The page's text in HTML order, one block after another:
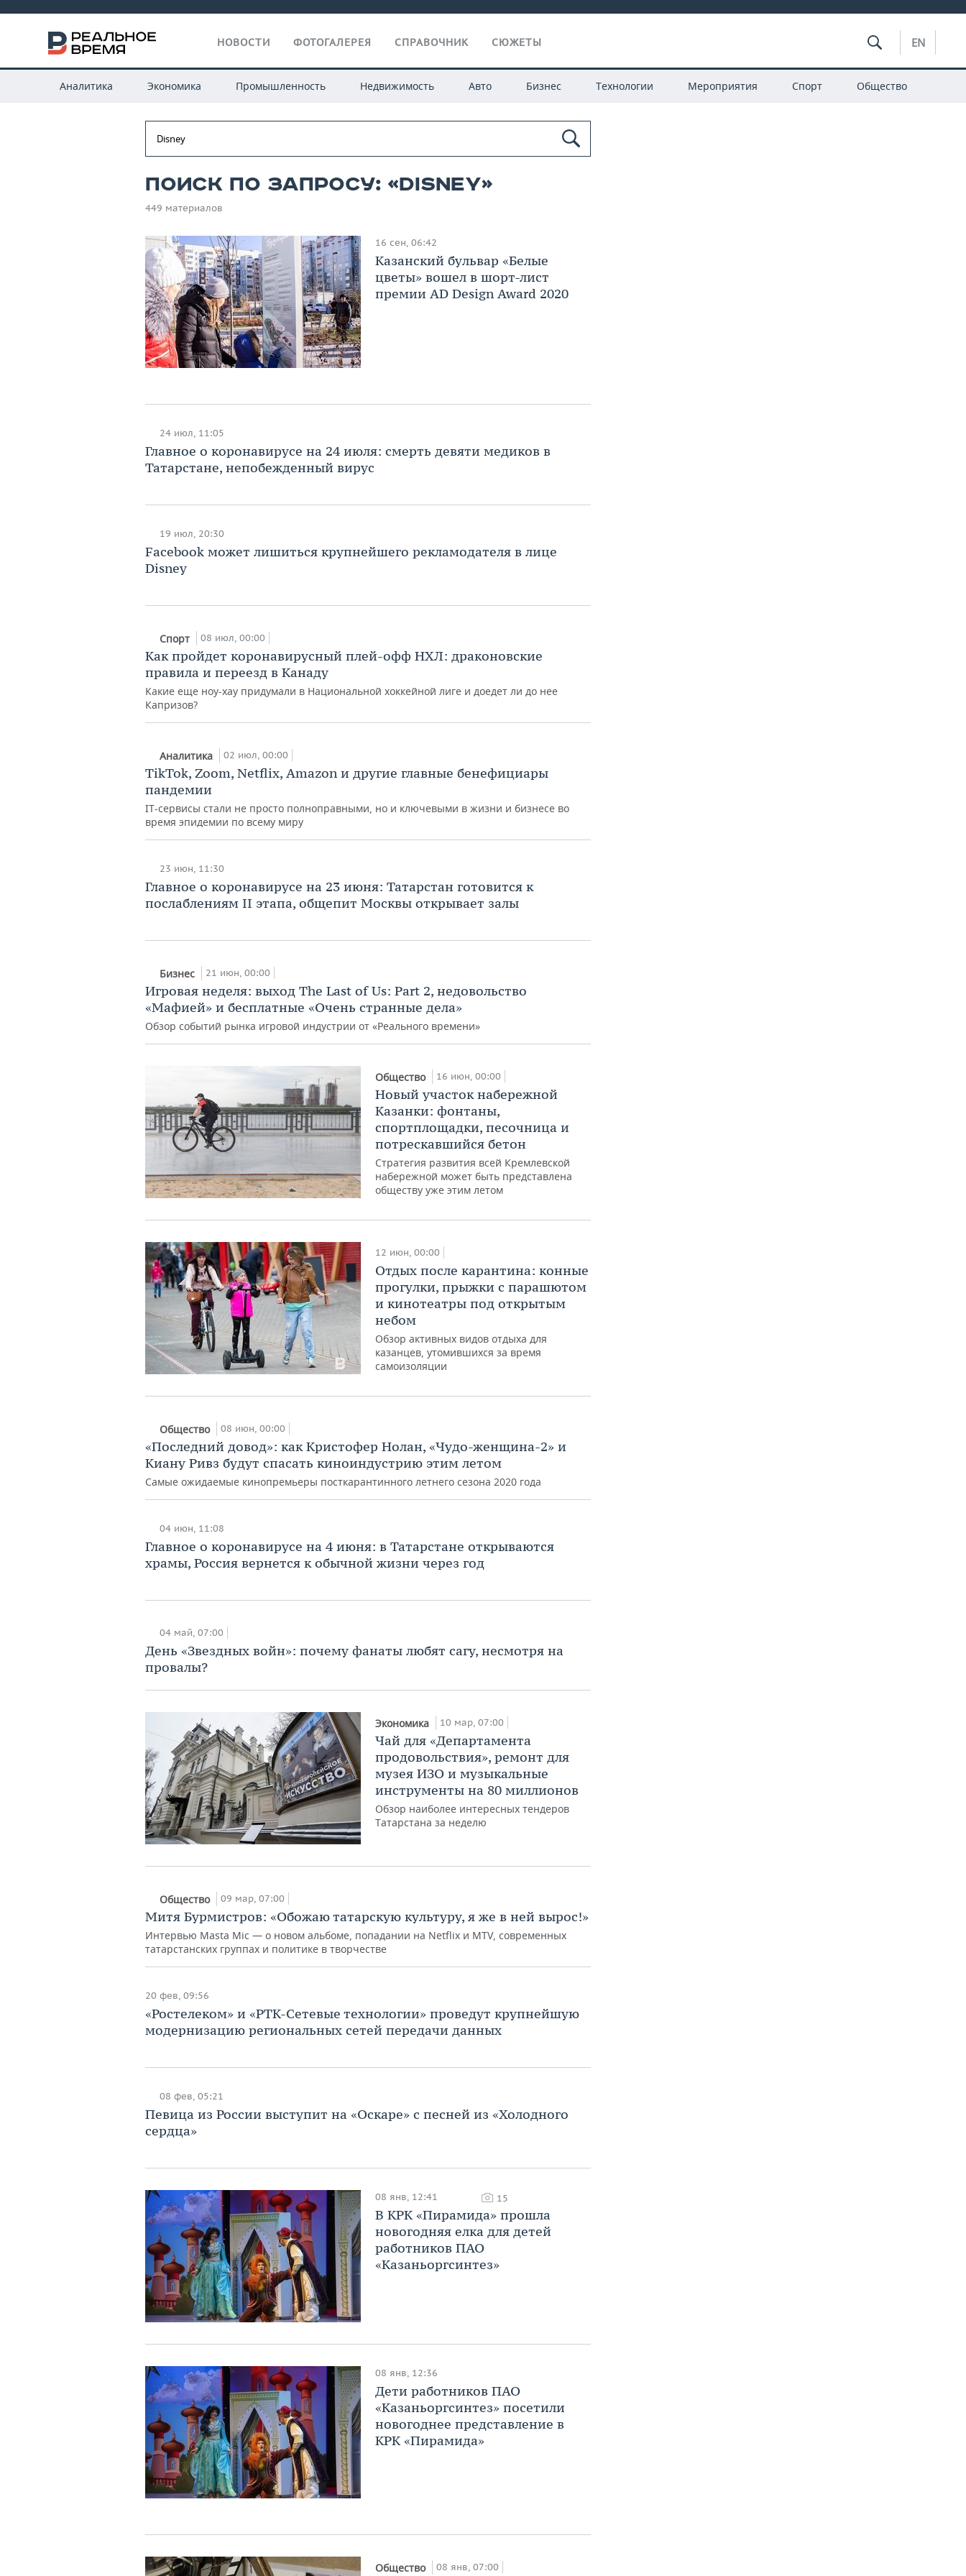
НОВОСТИ ФОТОГАЛЕРЕЯ СПРАВОЧНИК СЮЖЕТЫ EN
Аналитика Экономика Промышленность Недвижимость Авто Бизнес Технологии Мероприятия Спорт Общество
Поиск по запросу: «Disney»
449 материалов
16 сен, 06:42
Казанский бульвар «Белые
цветы» вошел в шорт-лист
премии AD Design Award 2020
24 июл, 11:05
Главное о коронавирусе на 24 июля: смерть девяти медиков в
Татарстане, непобежденный вирус
19 июл, 20:30
Facebook может лишиться крупнейшего рекламодателя в лице
Disney
Спорт 08 июл, 00:00
Как пройдет коронавирусный плей-офф НХЛ: драконовские
правила и переезд в Канаду
Какие еще ноу-хау придумали в Национальной хоккейной лиге и доедет ли до нее
Капризов?
Аналитика 02 июл, 00:00
TikTok, Zoom, Netflix, Amazon и другие главные бенефициары
пандемии
IT-сервисы стали не просто полноправными, но и ключевыми в жизни и бизнесе во
время эпидемии по всему миру
23 июн, 11:30
Главное о коронавирусе на 23 июня: Татарстан готовится к
послаблениям II этапа, общепит Москвы открывает залы
Бизнес 21 июн, 00:00
Игровая неделя: выход The Last of Us: Part 2, недовольство
«Мафией» и бесплатные «Очень странные дела»
Обзор событий рынка игровой индустрии от «Реального времени»
Общество 16 июн, 00:00
Новый участок набережной
Казанки: фонтаны,
спортплощадки, песочница и
потрескавшийся бетон
Стратегия развития всей Кремлевской
набережной может быть представлена
обществу уже этим летом
12 июн, 00:00
Отдых после карантина: конные
прогулки, прыжки с парашютом
и кинотеатры под открытым
небом
Обзор активных видов отдыха для
казанцев, утомившихся за время
самоизоляции
Общество 08 июн, 00:00
«Последний довод»: как Кристофер Нолан, «Чудо-женщина-2» и
Киану Ривз будут спасать киноиндустрию этим летом
Самые ожидаемые кинопремьеры посткарантинного летнего сезона 2020 года
04 июн, 11:08
Главное о коронавирусе на 4 июня: в Татарстане открываются
храмы, Россия вернется к обычной жизни через год
04 май, 07:00
День «Звездных войн»: почему фанаты любят сагу, несмотря на
провалы?
Экономика 10 мар, 07:00
Чай для «Департамента
продовольствия», ремонт для
музея ИЗО и музыкальные
инструменты на 80 миллионов
Обзор наиболее интересных тендеров
Татарстана за неделю
Общество 09 мар, 07:00
Митя Бурмистров: «Обожаю татарскую культуру, я же в ней вырос!»
Интервью Masta Mic — о новом альбоме, попадании на Netflix и MTV, современных
татарстанских группах и политике в творчестве
20 фев, 09:56
«Ростелеком» и «РТК-Сетевые технологии» проведут крупнейшую
модернизацию региональных сетей передачи данных
08 фев, 05:21
Певица из России выступит на «Оскаре» с песней из «Холодного
сердца»
08 янв, 12:41 15
В КРК «Пирамида» прошла
новогодняя елка для детей
работников ПАО
«Казаньоргсинтез»
08 янв, 12:36
Дети работников ПАО
«Казаньоргсинтез» посетили
новогоднее представление в
КРК «Пирамида»
Общество 08 янв, 07:00